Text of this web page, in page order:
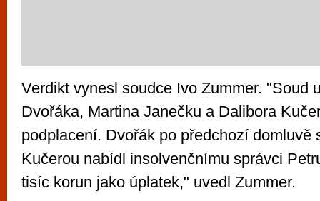
Verdikt vynesl soudce Ivo Zummer. "Soud
Dvořáka, Martina Janečku a Dalibora
podplacení. Dvořák po předchozí domluvě
Kučerou nabídl insolvenčnímu správci
tisíc korun jako úplatek," uvedl Zummer.